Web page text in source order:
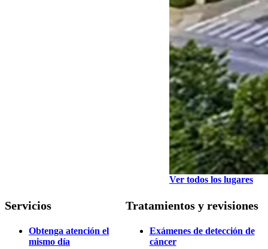
Ver todos los lugares
Servicios
Obtenga atención el
mismo día
Tratamientos y revisiones
Exámenes de detección de
cáncer